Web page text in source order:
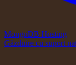
MongoDB Hosting
Găzduire cu suport